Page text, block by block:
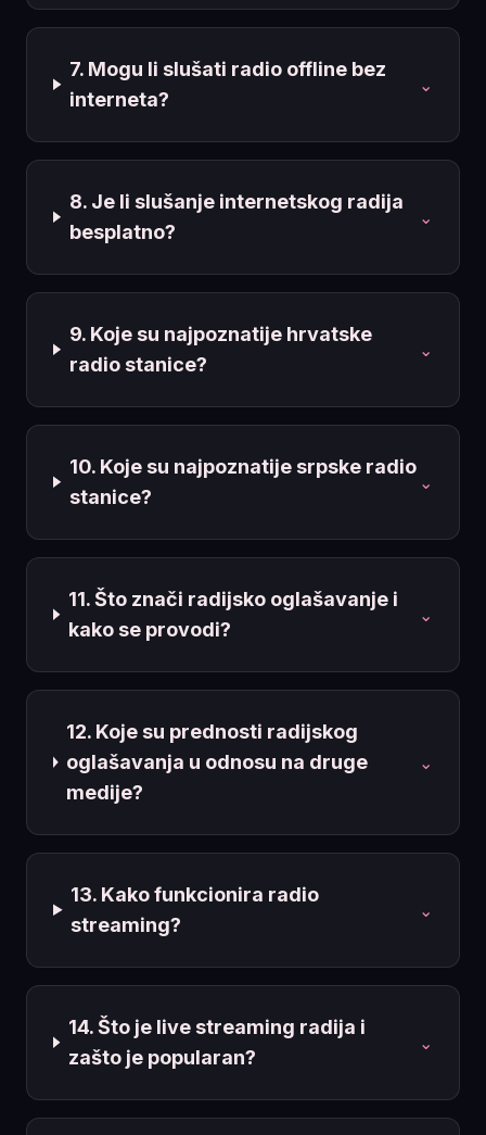
7. Mogu li slušati radio offline bez
interneta?
⌄
8. Je li slušanje internetskog radija
besplatno?
⌄
9. Koje su najpoznatije hrvatske
radio stanice?
⌄
10. Koje su najpoznatije srpske radio
stanice?
⌄
11. Što znači radijsko oglašavanje i
kako se provodi?
⌄
12. Koje su prednosti radijskog
oglašavanja u odnosu na druge
medije?
⌄
13. Kako funkcionira radio
streaming?
⌄
14. Što je live streaming radija i
zašto je popularan?
⌄